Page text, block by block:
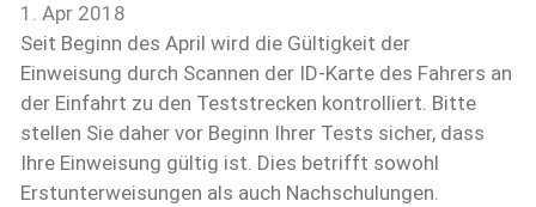
1. Apr 2018
Seit Beginn des April wird die Gültigkeit der
Einweisung durch Scannen der ID-Karte des Fahrers an
der Einfahrt zu den Teststrecken kontrolliert. Bitte
stellen Sie daher vor Beginn Ihrer Tests sicher, dass
Ihre Einweisung gültig ist. Dies betrifft sowohl
Erstunterweisungen als auch Nachschulungen.